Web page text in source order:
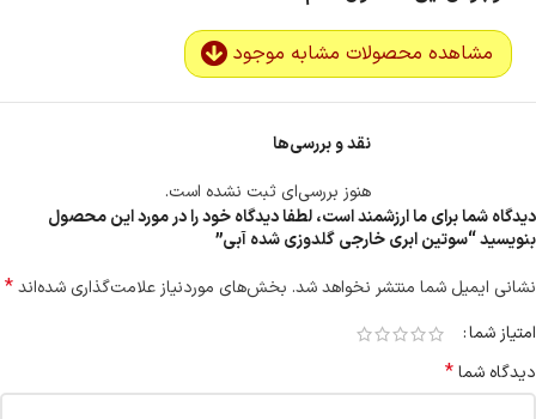
مشاهده محصولات مشابه موجود
نقد و بررسی‌ها
هنوز بررسی‌ای ثبت نشده است.
دیدگاه شما برای ما ارزشمند است، لطفا دیدگاه خود را در مورد این محصول
بنویسید “سوتین ابری خارجی گلدوزی شده آبی”
نشانی ایمیل شما منتشر نخواهد شد. بخش‌های موردنیاز علامت‌گذاری شده‌اند*
امتیاز شما
دیدگاه شما*